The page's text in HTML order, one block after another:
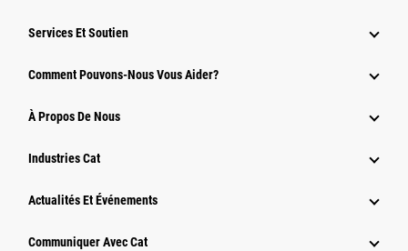
Services Et Soutien
Comment Pouvons-Nous Vous Aider?
À Propos De Nous
Industries Cat
Actualités Et Événements
Communiquer Avec Cat